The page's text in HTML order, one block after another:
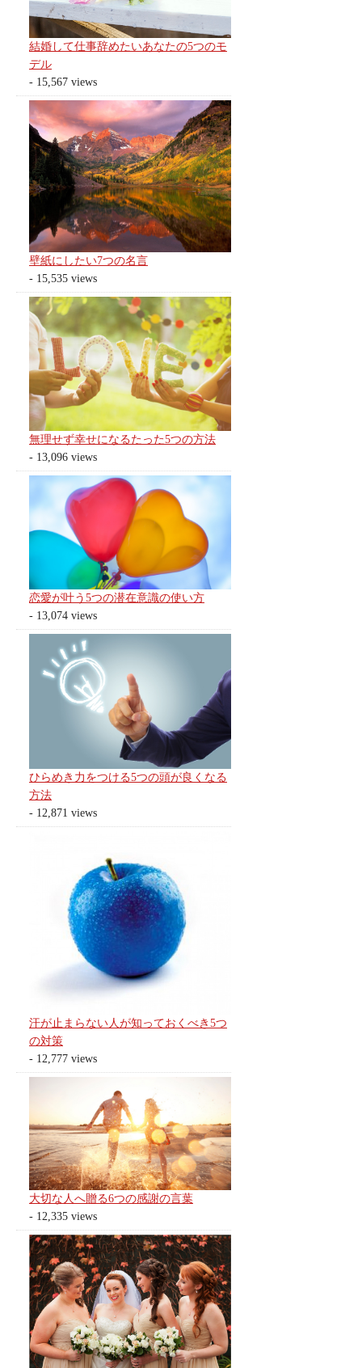
結婚して仕事辞めたいあなたの5つのモ
デル
- 15,567 views
壁紙にしたい7つの名言
- 15,535 views
無理せず幸せになるたった5つの方法
- 13,096 views
恋愛が叶う5つの潜在意識の使い方
- 13,074 views
ひらめき力をつける5つの頭が良くなる
方法
- 12,871 views
汗が止まらない人が知っておくべき5つ
の対策
- 12,777 views
大切な人へ贈る6つの感謝の言葉
- 12,335 views